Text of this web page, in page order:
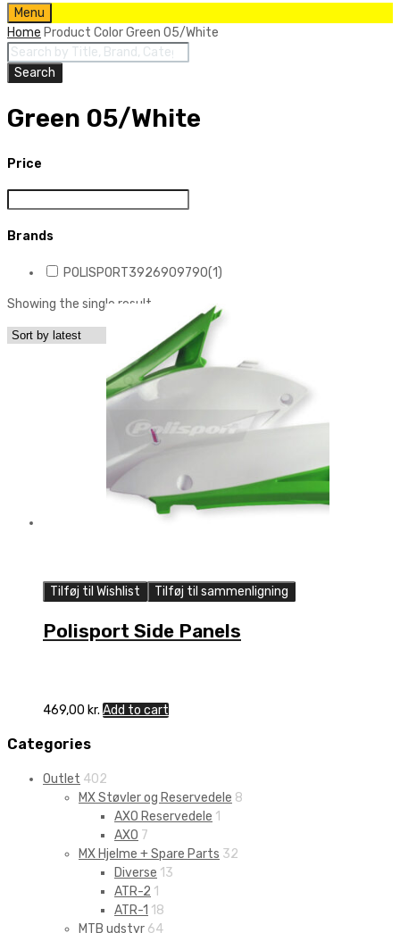
Skip
to
content
Menu
Home Product ColorGreen 05/White
Products
search
Search
Green 05/White
Price
Brands
POLISPORT3926909790(1)
Showing the single result
Tilføj til Wishlist Tilføj til sammenligning
Polisport Side Panels
469,00 kr. Add to cart
Categories
Outlet 402
MX Støvler og Reservedele 8
AXO Reservedele 1
AXO 7
MX Hjelme + Spare Parts 32
Diverse 13
ATR-2 1
ATR-1 18
MTB udstyr 64